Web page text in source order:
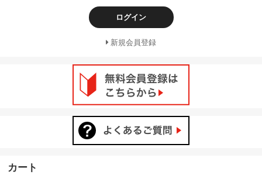
ログイン
新規会員登録
カート